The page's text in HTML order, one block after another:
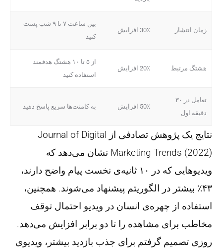
زمان انتشار 30٪ افزایش
بین ساعت ۷ تا ۹ شب پست
کنید
هشتگ مرتبط 20٪ افزایش
از ۵ تا ۱۰ هشتگ هدفمند
استفاده کنید
تعامل در ۳۰
دقیقه‌ اول
50٪ افزایش به کامنت‌ها سریع پاسخ دهید
نتایج یک پژوهش تصادفی از Journal of Digital
Marketing Trends (2022) نشان می‌دهد که
ویدیوهایی که در ۱۰ ثانیه‌ی نخست پیام واضح دارند،
۴۳٪ بیشتر در الگوریتم پیشنهاد می‌شوند. همچنین،
استفاده از چهره‌ی انسان در ویدیو احتمال توقف
مخاطب برای مشاهده را تا دو برابر افزایش می‌دهد.
روزی تصمیم گرفتم برای جذب بازدید بیشتر، ویدیوی